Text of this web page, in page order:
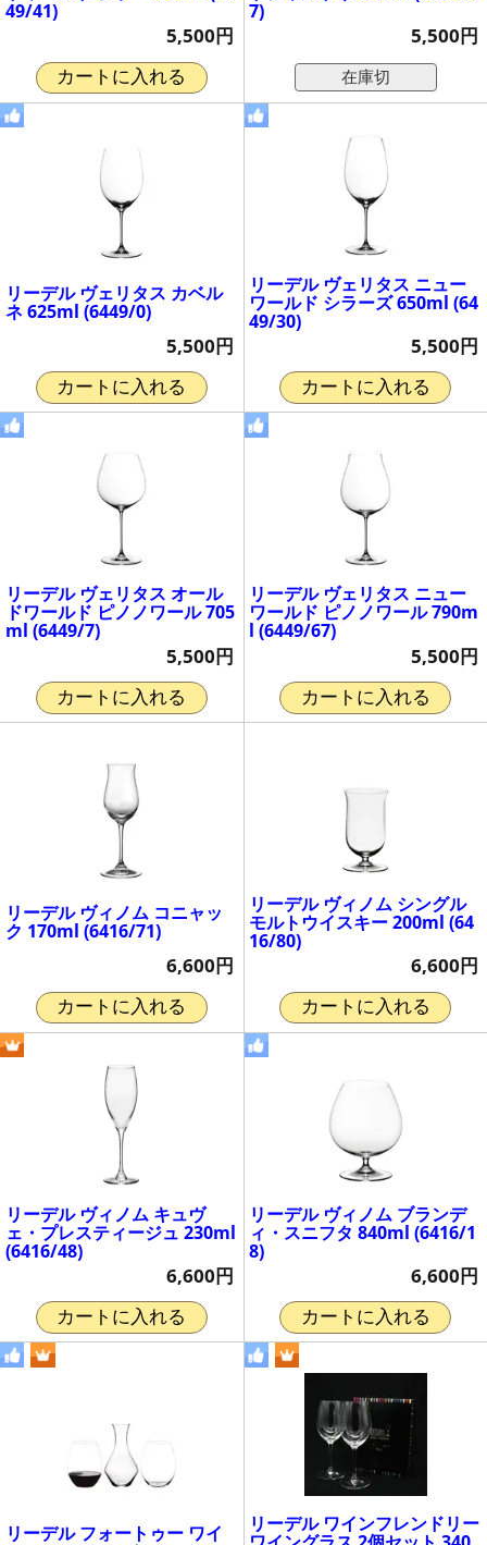
49/41)
5,500円
カートに入れる
7)
5,500円
在庫切
リーデル ヴェリタス カベル
ネ 625ml (6449/0)
5,500円
カートに入れる
リーデル ヴェリタス ニュー
ワールド シラーズ 650ml (64
49/30)
5,500円
カートに入れる
リーデル ヴェリタス オール
ドワールド ピノノワール 705
ml (6449/7)
5,500円
カートに入れる
リーデル ヴェリタス ニュー
ワールド ピノノワール 790m
l (6449/67)
5,500円
カートに入れる
リーデル ヴィノム コニャッ
ク 170ml (6416/71)
6,600円
カートに入れる
リーデル ヴィノム シングル
モルトウイスキー 200ml (64
16/80)
6,600円
カートに入れる
リーデル ヴィノム キュヴ
ェ・プレスティージュ 230ml
(6416/48)
6,600円
カートに入れる
リーデル ヴィノム ブランデ
ィ・スニフタ 840ml (6416/1
8)
6,600円
カートに入れる
リーデル フォートゥー ワイ リーデル ワインフレンドリー